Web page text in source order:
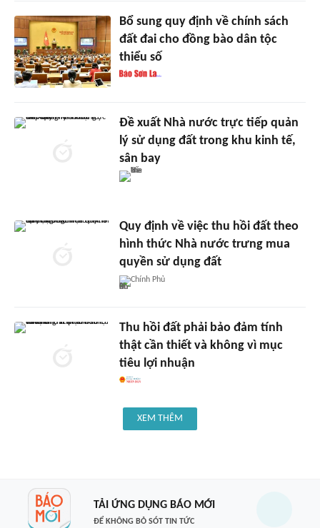
Bổ sung quy định về chính sách
đất đai cho đồng bào dân tộc
thiểu số
Đề xuất Nhà nước trực tiếp quản
lý sử dụng đất trong khu kinh tế,
sân bay
Quy định về việc thu hồi đất theo
hình thức Nhà nước trưng mua
quyền sử dụng đất
Chính Phủ
Thu hồi đất phải bảo đảm tính
thật cần thiết và không vì mục
tiêu lợi nhuận
XEM THÊM
TẢI ỨNG DỤNG BÁO MỚI
ĐỂ KHÔNG BỎ SÓT TIN TỨC